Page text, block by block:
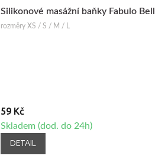
Silikonové masážní baňky Fabulo Bell
rozměry XS / S / M / L
59 Kč
Skladem (dod. do 24h)
DETAIL